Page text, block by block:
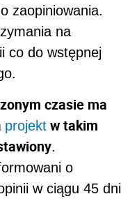
zaopiniowania.
na
co do wstępnej
czasie ma
projekt w takim
.
o
w ciągu 45 dni